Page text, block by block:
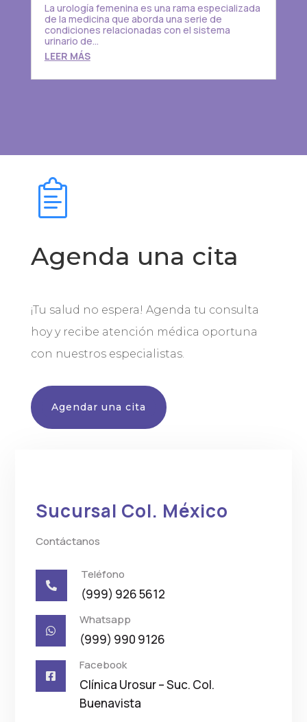
La urología femenina es una rama especializada
de la medicina que aborda una serie de
condiciones relacionadas con el sistema
urinario de...
LEER MÁS
Agenda una cita
¡Tu salud no espera! Agenda tu consulta
hoy y recibe atención médica oportuna
con nuestros especialistas.
Agendar una cita
Sucursal Col. México
Contáctanos

Teléfono
(999) 926 5612

Whatsapp
(999) 990 9126

Facebook
Clínica Urosur – Suc. Col.
Buenavista